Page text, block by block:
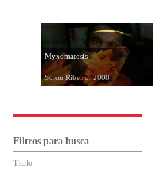
Myxomatosis
Solon Ribeiro, 2008
Filtros para busca
Título